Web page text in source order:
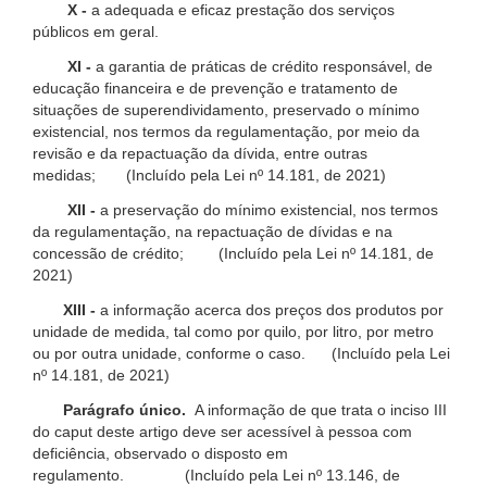
X - a adequada e eficaz prestação dos serviços
públicos em geral.
XI - a garantia de práticas de crédito responsável, de
educação financeira e de prevenção e tratamento de
situações de superendividamento, preservado o mínimo
existencial, nos termos da regulamentação, por meio da
revisão e da repactuação da dívida, entre outras
medidas; (Incluído pela Lei nº 14.181, de 2021)
XII - a preservação do mínimo existencial, nos termos
da regulamentação, na repactuação de dívidas e na
concessão de crédito; (Incluído pela Lei nº 14.181, de
2021)
XIII - a informação acerca dos preços dos produtos por
unidade de medida, tal como por quilo, por litro, por metro
ou por outra unidade, conforme o caso. (Incluído pela Lei
nº 14.181, de 2021)
Parágrafo único. A informação de que trata o inciso III
do caput deste artigo deve ser acessível à pessoa com
deficiência, observado o disposto em
regulamento. (Incluído pela Lei nº 13.146, de